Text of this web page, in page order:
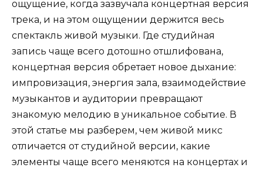
ощущение, когда зазвучала концертная версия
трека, и на этом ощущении держится весь
спектакль живой музыки. Где студийная
запись чаще всего дотошно отшлифована,
концертная версия обретает новое дыхание:
импровизация, энергия зала, взаимодействие
музыкантов и аудитории превращают
знакомую мелодию в уникальное событие. В
этой статье мы разберем, чем живой микс
отличается от студийной версии, какие
элементы чаще всего меняются на концертах и